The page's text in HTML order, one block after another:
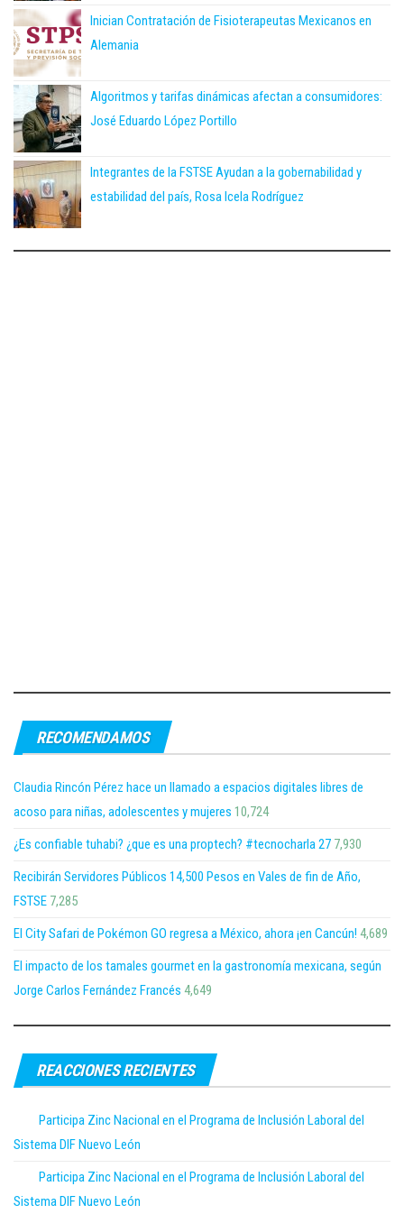
Inician Contratación de Fisioterapeutas Mexicanos en
Alemania
Algoritmos y tarifas dinámicas afectan a consumidores:
José Eduardo López Portillo
Integrantes de la FSTSE Ayudan a la gobernabilidad y
estabilidad del país, Rosa Icela Rodríguez
RECOMENDAMOS
Claudia Rincón Pérez hace un llamado a espacios digitales libres de
acoso para niñas, adolescentes y mujeres 10,724
¿Es confiable tuhabi? ¿que es una proptech? #tecnocharla 27 7,930
Recibirán Servidores Públicos 14,500 Pesos en Vales de fin de Año,
FSTSE 7,285
El City Safari de Pokémon GO regresa a México, ahora ¡en Cancún! 4,689
El impacto de los tamales gourmet en la gastronomía mexicana, según
Jorge Carlos Fernández Francés 4,649
REACCIONES RECIENTES
Participa Zinc Nacional en el Programa de Inclusión Laboral del
Sistema DIF Nuevo León
Participa Zinc Nacional en el Programa de Inclusión Laboral del
Sistema DIF Nuevo León